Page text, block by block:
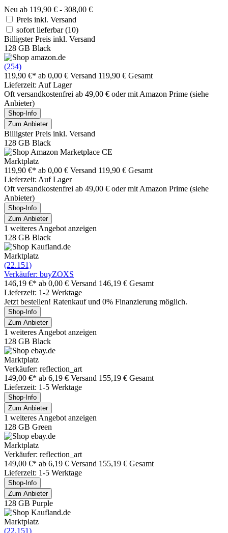
Neu ab 119,90 € - 308,00 €
Preis inkl. Versand
sofort lieferbar(10)
Billigster Preis inkl. Versand
128 GB Black
(254)
119,90 €* ab 0,00 € Versand 119,90 € Gesamt
Lieferzeit: Auf Lager
Oft versandkostenfrei ab 49,00 € oder mit Amazon Prime (siehe
Anbieter)
Shop-Info
Zum Anbieter
Billigster Preis inkl. Versand
128 GB Black
Marktplatz
119,90 €* ab 0,00 € Versand 119,90 € Gesamt
Lieferzeit: Auf Lager
Oft versandkostenfrei ab 49,00 € oder mit Amazon Prime (siehe
Anbieter)
Shop-Info
Zum Anbieter
1 weiteres Angebot anzeigen
128 GB Black
Marktplatz
(22.151)
Verkäufer: buyZOXS
146,19 €* ab 0,00 € Versand 146,19 € Gesamt
Lieferzeit: 1-2 Werktage
Jetzt bestellen! Ratenkauf und 0% Finanzierung möglich.
Shop-Info
Zum Anbieter
1 weiteres Angebot anzeigen
128 GB Black
Marktplatz
Verkäufer: reflection_art
149,00 €* ab 6,19 € Versand 155,19 € Gesamt
Lieferzeit: 1-5 Werktage
Shop-Info
Zum Anbieter
1 weiteres Angebot anzeigen
128 GB Green
Marktplatz
Verkäufer: reflection_art
149,00 €* ab 6,19 € Versand 155,19 € Gesamt
Lieferzeit: 1-5 Werktage
Shop-Info
Zum Anbieter
128 GB Purple
Marktplatz
(22.151)